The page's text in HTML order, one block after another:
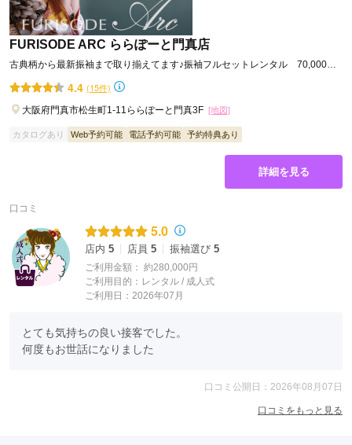
FURISODE ARC ららぽーと門真店
古典柄から最新振袖まで取り揃えてます♪振袖フルセットレンタル 70,000円
4.4 (15件)
大阪府門真市松生町1-11ららぽーと門真3F [地図]
カタログあり Web予約可能 電話予約可能 予約特典あり
詳細を見る
口コミ
5.0
店内 5 店員 5 振袖選び 5
ご利用金額： 約280,000円
ご利用目的： レンタル / 成人式
ご利用日：2026年07月
とても気持ちの良い接客でした。
何度もお世話になりました
口コミ公開日：2026年08月07日
口コミをもっと見る